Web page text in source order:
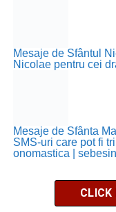
Mesaje de Sfântul
Nicolae pentru cei
Mesaje de Sfânta
SMS-uri care pot fi
onomastica |
CLICK